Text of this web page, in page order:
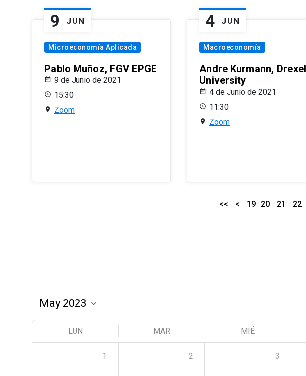
9 JUN
Microeconomía Aplicada
Pablo Muñoz, FGV EPGE
9 de Junio de 2021
15:30
Zoom
4 JUN
Macroeconomía
Andre Kurmann, Drexel
University
4 de Junio de 2021
11:30
Zoom
<< < 19 20 21 22
LUN MAR MIÉ
1 2 3